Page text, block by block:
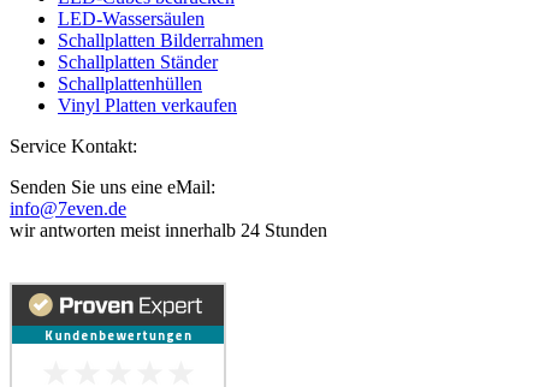
LED-Wassersäulen
Schallplatten Bilderrahmen
Schallplatten Ständer
Schallplattenhüllen
Vinyl Platten verkaufen
Service Kontakt:
Senden Sie uns eine eMail:
info@7even.de
wir antworten meist innerhalb 24 Stunden